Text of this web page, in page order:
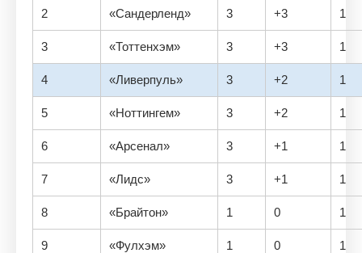
2 «Сандерленд» 3 +3 1
3 «Тоттенхэм» 3 +3 1
4 «Ливерпуль» 3 +2 1
5 «Ноттингем» 3 +2 1
6 «Арсенал» 3 +1 1
7 «Лидс» 3 +1 1
8 «Брайтон» 1 0 1
9 «Фулхэм» 1 0 1